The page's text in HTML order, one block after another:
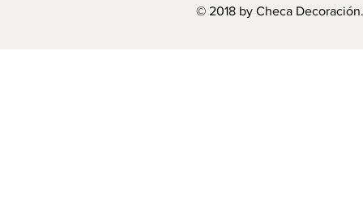
© 2018 by Checa